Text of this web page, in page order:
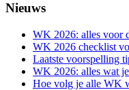
Nieuws
WK 2026: alles voor
WK 2026 checklist
Laatste voorspelling
WK 2026: alles wat
Hoe volg je alle WK